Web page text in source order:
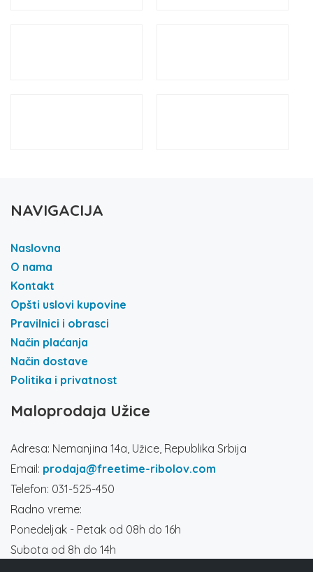
NAVIGACIJA
Naslovna
O nama
Kontakt
Opšti uslovi kupovine
Pravilnici i obrasci
Način plaćanja
Način dostave
Politika i privatnost
Maloprodaja Užice
Adresa: Nemanjina 14a, Užice, Republika Srbija
Email: prodaja@freetime-ribolov.com
Telefon: 031-525-450
Radno vreme:
Ponedeljak - Petak od 08h do 16h
Subota od 8h do 14h